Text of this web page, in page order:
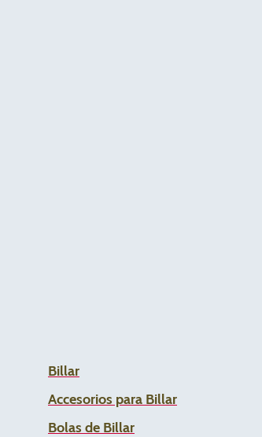
Billar
Accesorios para Billar
Bolas de Billar